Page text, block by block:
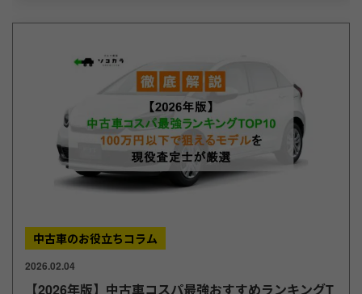
中古車のお役立ちコラム
2026.02.04
【2026年版】中古車コスパ最強おすすめランキングT